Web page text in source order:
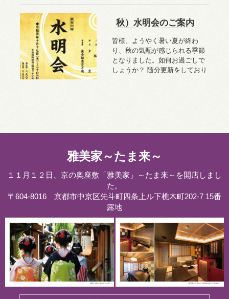
続きを読む
秋）水明会のご案内
皆様、ようやく暑い夏が終わ
り、秋の気配が感じられる季節
となりました。如何お過ごしで
しょうか？ 随分更新をしており
雅美家～たま来～
１１月１２日、京の奥座敷「雅美家」～たま来～を開店しまし
た。
〒604-8016 京都市中京区先斗町四条上ル下樵木町202-7 15番
露地